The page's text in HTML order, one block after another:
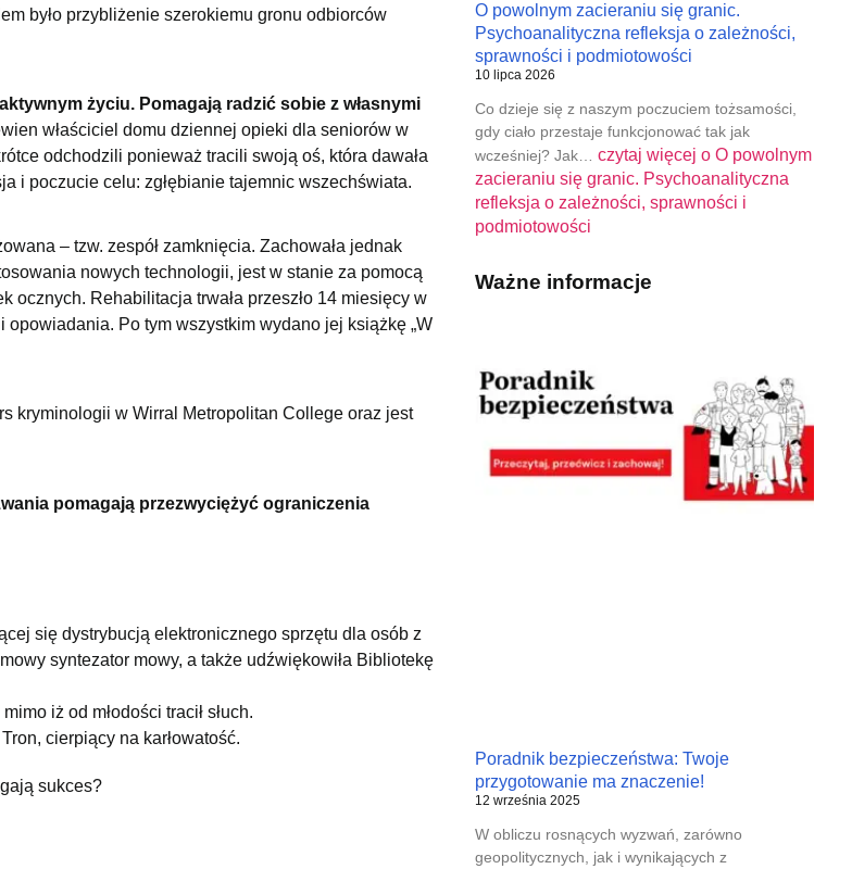
było przybliżenie szerokiemu gronu odbiorców
życiu. Pomagają radzić sobie z własnymi
właściciel domu dziennej opieki dla seniorów w
odchodzili ponieważ tracili swoją oś, która dawała
i poczucie celu: zgłębianie tajemnic wszechświata.
– tzw. zespół zamknięcia. Zachowała jednak
nowych technologii, jest w stanie za pomocą
ocznych. Rehabilitacja trwała przeszło 14 miesięcy w
opowiadania. Po tym wszystkim wydano jej książkę „W
kryminologii w Wirral Metropolitan College oraz jest
pomagają przezwyciężyć ograniczenia
się dystrybucją elektronicznego sprzętu dla osób z
syntezator mowy, a także udźwiękowiła Bibliotekę
iż od młodości tracił słuch.
cierpiący na karłowatość.
sukces?
O powolnym zacieraniu się granic.
Psychoanalityczna refleksja o zależności,
sprawności i podmiotowości
10 lipca 2026
Co dzieje się z naszym poczuciem tożsamości,
gdy ciało przestaje funkcjonować tak jak
wcześniej? Jak… czytaj więcej oO powolnym
zacieraniu się granic. Psychoanalityczna
refleksja o zależności, sprawności i
podmiotowości
Ważne informacje
Poradnik bezpieczeństwa: Twoje
przygotowanie ma znaczenie!
12 września 2025
W obliczu rosnących wyzwań, zarówno
geopolitycznych, jak i wynikających z